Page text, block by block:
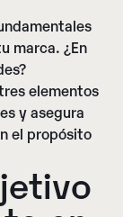
marca. ¿En
elementos
y asegura
el propósito